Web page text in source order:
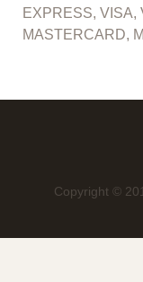
EXPRESS, VISA,
MASTERCARD,
Copyright ©